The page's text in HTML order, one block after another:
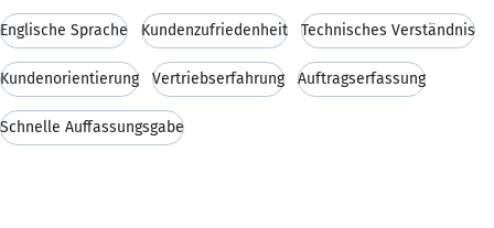
Englische Sprache Kundenzufriedenheit Technisches Verständnis
Kundenorientierung Vertriebserfahrung Auftragserfassung
Schnelle Auffassungsgabe